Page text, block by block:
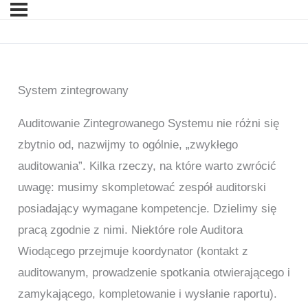
System zintegrowany
Auditowanie Zintegrowanego Systemu nie różni się
zbytnio od, nazwijmy to ogólnie, „zwykłego
auditowania”. Kilka rzeczy, na które warto zwrócić
uwagę: musimy skompletować zespół auditorski
posiadający wymagane kompetencje. Dzielimy się
pracą zgodnie z nimi. Niektóre role Auditora
Wiodącego przejmuje koordynator (kontakt z
auditowanym, prowadzenie spotkania otwierającego i
zamykającego, kompletowanie i wysłanie raportu).